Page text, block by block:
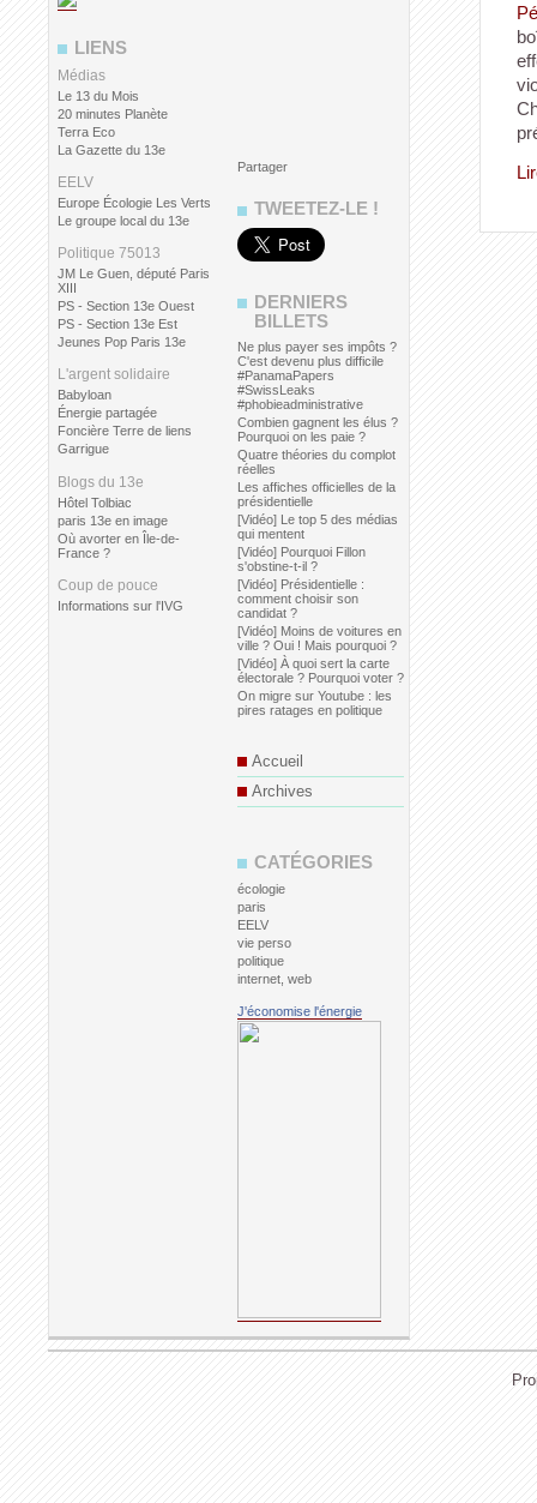
Partager
TWEETEZ-LE !
DERNIERS
BILLETS
Ne plus payer ses impôts ?
C'est devenu plus difficile
#PanamaPapers
#SwissLeaks
#phobieadministrative
Combien gagnent les élus ?
Pourquoi on les paie ?
Quatre théories du complot
réelles
Les affiches officielles de la
présidentielle
[Vidéo] Le top 5 des médias
qui mentent
[Vidéo] Pourquoi Fillon
s'obstine-t-il ?
[Vidéo] Présidentielle :
comment choisir son
candidat ?
[Vidéo] Moins de voitures en
ville ? Oui ! Mais pourquoi ?
[Vidéo] À quoi sert la carte
électorale ? Pourquoi voter ?
On migre sur Youtube : les
pires ratages en politique
Accueil
Archives
CATÉGORIES
écologie
paris
EELV
vie perso
politique
internet, web
J'économise l'énergie
LIENS
Médias
Le 13 du Mois
20 minutes Planète
Terra Eco
La Gazette du 13e
EELV
Europe Écologie Les Verts
Le groupe local du 13e
Politique 75013
JM Le Guen, député Paris
XIII
PS - Section 13e Ouest
PS - Section 13e Est
Jeunes Pop Paris 13e
L'argent solidaire
Babyloan
Énergie partagée
Foncière Terre de liens
Garrigue
Blogs du 13e
Hôtel Tolbiac
paris 13e en image
Où avorter en Île-de-
France ?
Coup de pouce
Informations sur l'IVG